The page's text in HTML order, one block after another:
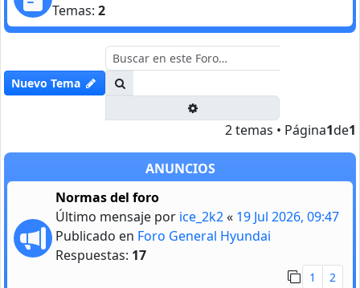
Temas: 2
Nuevo Tema
2 temas • Página1de1
ANUNCIOS
Normas del foro
Último mensaje por ice_2k2« 19 Jul 2026, 09:47
Publicado en Foro General Hyundai
Respuestas: 17
1 2